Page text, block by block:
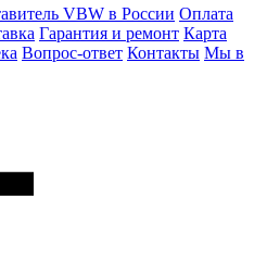
VBW в России Оплата
Гарантия и ремонт Карта
Вопрос-ответ Контакты Мы в